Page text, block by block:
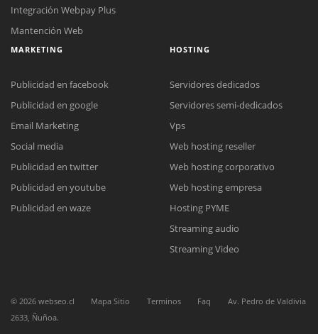
Reunión online
Nuestros ejecutivos le enviarán un correo electrónico con el enlace a
Meet para la reunión online.
Cotización
Chat Online
Todos nuestros ejecutivos están fuera de línea. Complete el formulario
Integración Webpay Plus
Mantención Web
MARKETING
Publicidad en facebook
Publicidad en google
Email Marketing
Social media
Publicidad en twitter
Publicidad en youtube
Publicidad en waze
HOSTING
Servidores dedicados
Servidores semi-dedicados
Vps
Web hosting reseller
Web hosting corporativo
Web hosting empresa
Hosting PYME
Streaming audio
Streaming Video
© 2026 webseo.cl Mapa Sitio Terminos Faq
Av. Pedro de Valdivia
2633, Ñuñoa.